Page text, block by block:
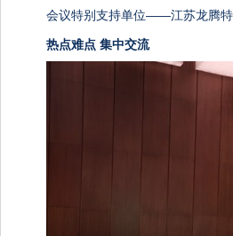
会议特别支持单位——江苏龙腾特
热点难点 集中交流